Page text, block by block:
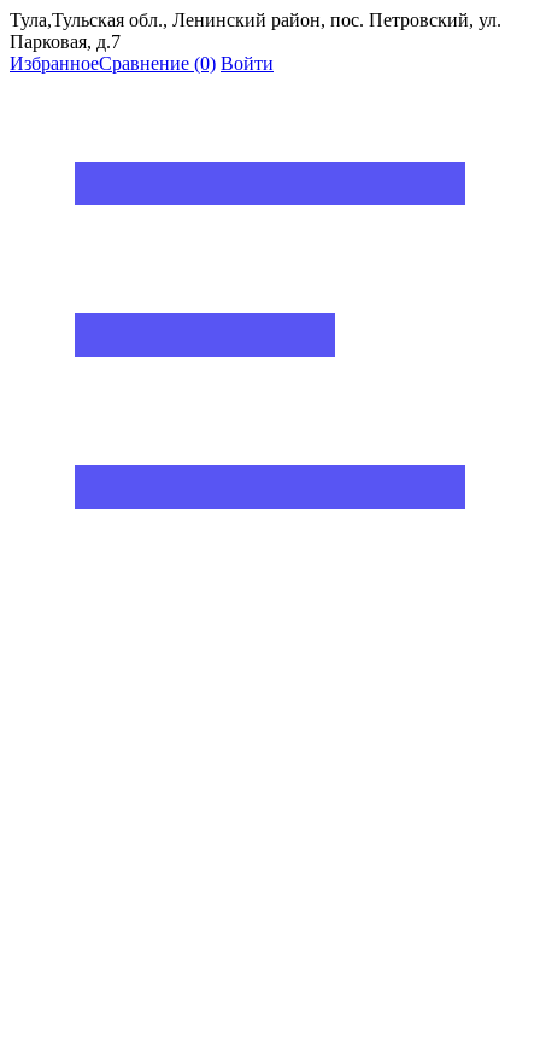
Тула,Тульская обл., Ленинский район, пос. Петровский, ул.
Парковая, д.7
ИзбранноеСравнение (0) Войти